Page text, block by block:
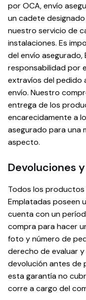
por OCA, envío
un cadete
nuestro servicio de
instalaciones. Es
del envío asegurado,
responsabilidad por
extravíos del pedido
envío. Nuestro
entrega de los
encarecidamente a
asegurado para una
aspecto.
Devoluciones
Todos los
Emplatadas poseen
cuenta con un
compra para hacer
foto y número de
derecho de evaluar
devolución antes de
esta garantía no
corre a cargo del